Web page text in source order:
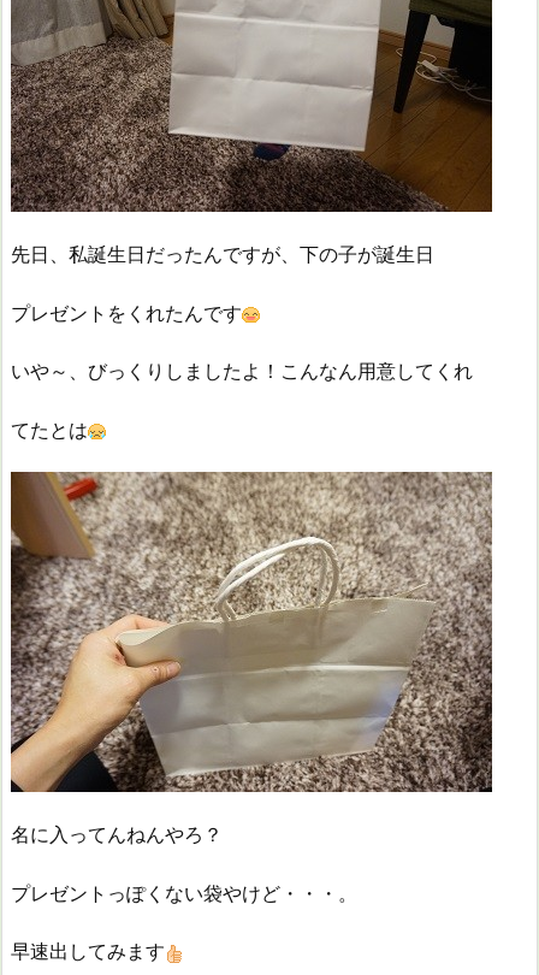
先日、私誕生日だったんですが、下の子が誕生日
プレゼントをくれたんです
いや～、びっくりしましたよ！こんなん用意してくれ
てたとは
名に入ってんねんやろ？
プレゼントっぽくない袋やけど・・・。
早速出してみます